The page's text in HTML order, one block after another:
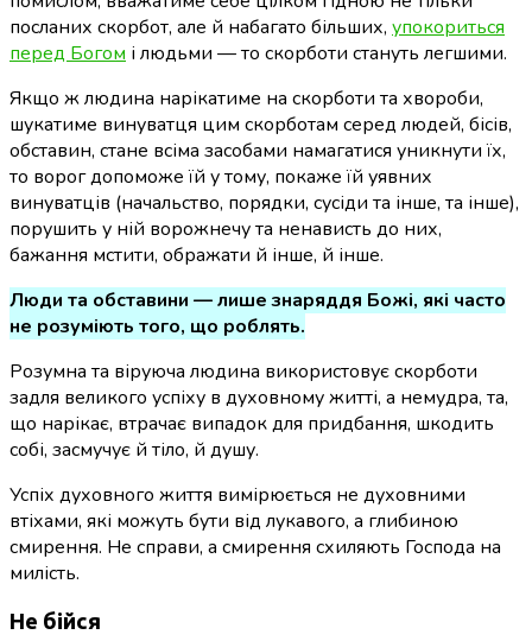
посланих скорбот, але й набагато більших, упокориться
перед Богом і людьми — то скорботи стануть легшими.
Якщо ж людина нарікатиме на скорботи та хвороби,
шукатиме винуватця цим скорботам серед людей, бісів,
обставин, стане всіма засобами намагатися уникнути їх,
то ворог допоможе їй у тому, покаже їй уявних
винуватців (начальство, порядки, сусіди та інше, та інше),
порушить у ній ворожнечу та ненависть до них,
бажання мстити, ображати й інше, й інше.
Люди та обставини — лише знаряддя Божі, які часто
не розуміють того, що роблять.
Розумна та віруюча людина використовує скорботи
задля великого успіху в духовному житті, а немудра, та,
що нарікає, втрачає випадок для придбання, шкодить
собі, засмучує й тіло, й душу.
Успіх духовного життя вимірюється не духовними
втіхами, які можуть бути від лукавого, а глибиною
смирення. Не справи, а смирення схиляють Господа на
милість.
Не бійся